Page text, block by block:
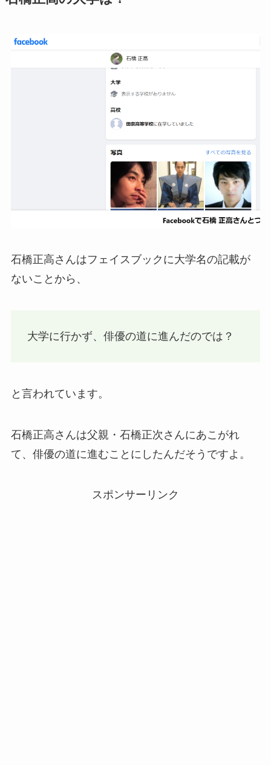
石橋正高さんはフェイスブックに大学名の記載が
ないことから、
大学に行かず、俳優の道に進んだのでは？
と言われています。
石橋正高さんは父親・石橋正次さんにあこがれ
て、俳優の道に進むことにしたんだそうですよ。
スポンサーリンク